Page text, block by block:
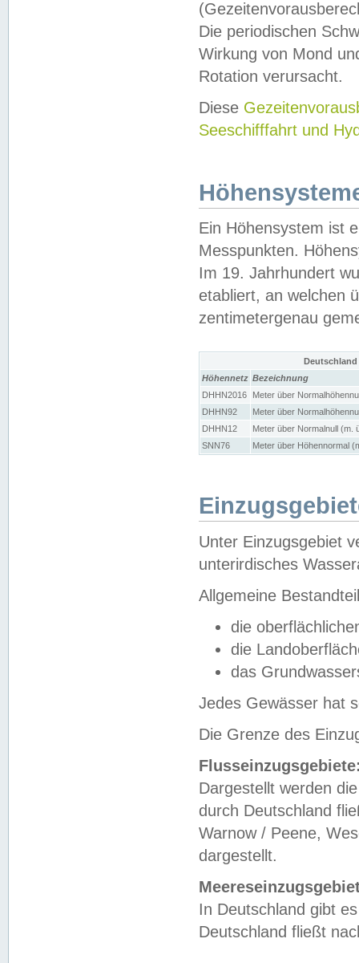
Die periodischen
Wirkung von Mond
Rotation verursacht.
Diese
Seeschifffahrt und
Ein Höhensystem ist
Messpunkten.
Im 19. Jahrhundert
etabliert, an welchen
zentimetergenau
Höhennetz Bezeichnung
DHHN2016
Meter über
DHHN92
Meter über
DHHN12
Meter über Normalnull (m.
SNN76
Meter über Höhennormal
Unter Einzugsgebiet
unterirdisches
Allgemeine
die
die
das
Jedes Gewässer hat
Die Grenze des
Dargestellt werden
durch Deutschland
Warnow / Peene,
dargestellt.
In Deutschland gibt
Deutschland fließt